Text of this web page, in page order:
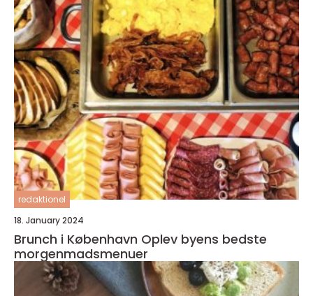
redaktionel
18. January 2024
Brunch i København Oplev byens bedste
morgenmadsmenuer